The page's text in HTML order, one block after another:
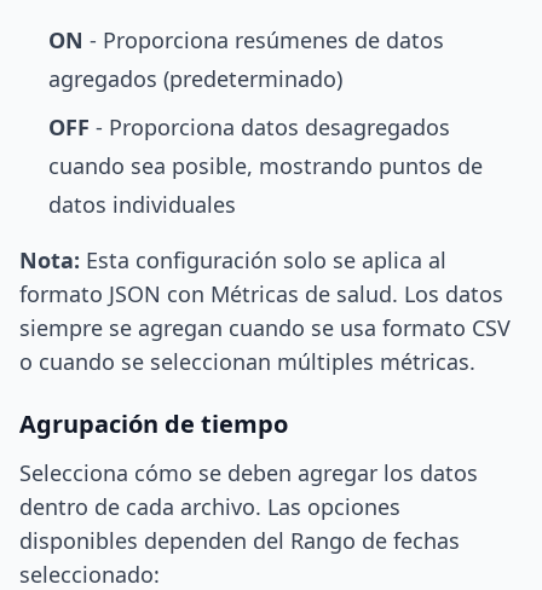
ON - Proporciona resúmenes de datos
agregados (predeterminado)
OFF - Proporciona datos desagregados
cuando sea posible, mostrando puntos de
datos individuales
Nota: Esta configuración solo se aplica al
formato JSON con Métricas de salud. Los datos
siempre se agregan cuando se usa formato CSV
o cuando se seleccionan múltiples métricas.
Agrupación de tiempo
Selecciona cómo se deben agregar los datos
dentro de cada archivo. Las opciones
disponibles dependen del Rango de fechas
seleccionado: